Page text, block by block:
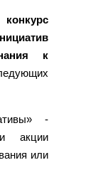
к
-
акции
или